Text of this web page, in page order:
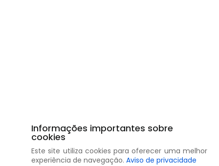
Informações importantes sobre
cookies
Este site utiliza cookies para oferecer uma melhor
experiência de navegação. Aviso de privacidade